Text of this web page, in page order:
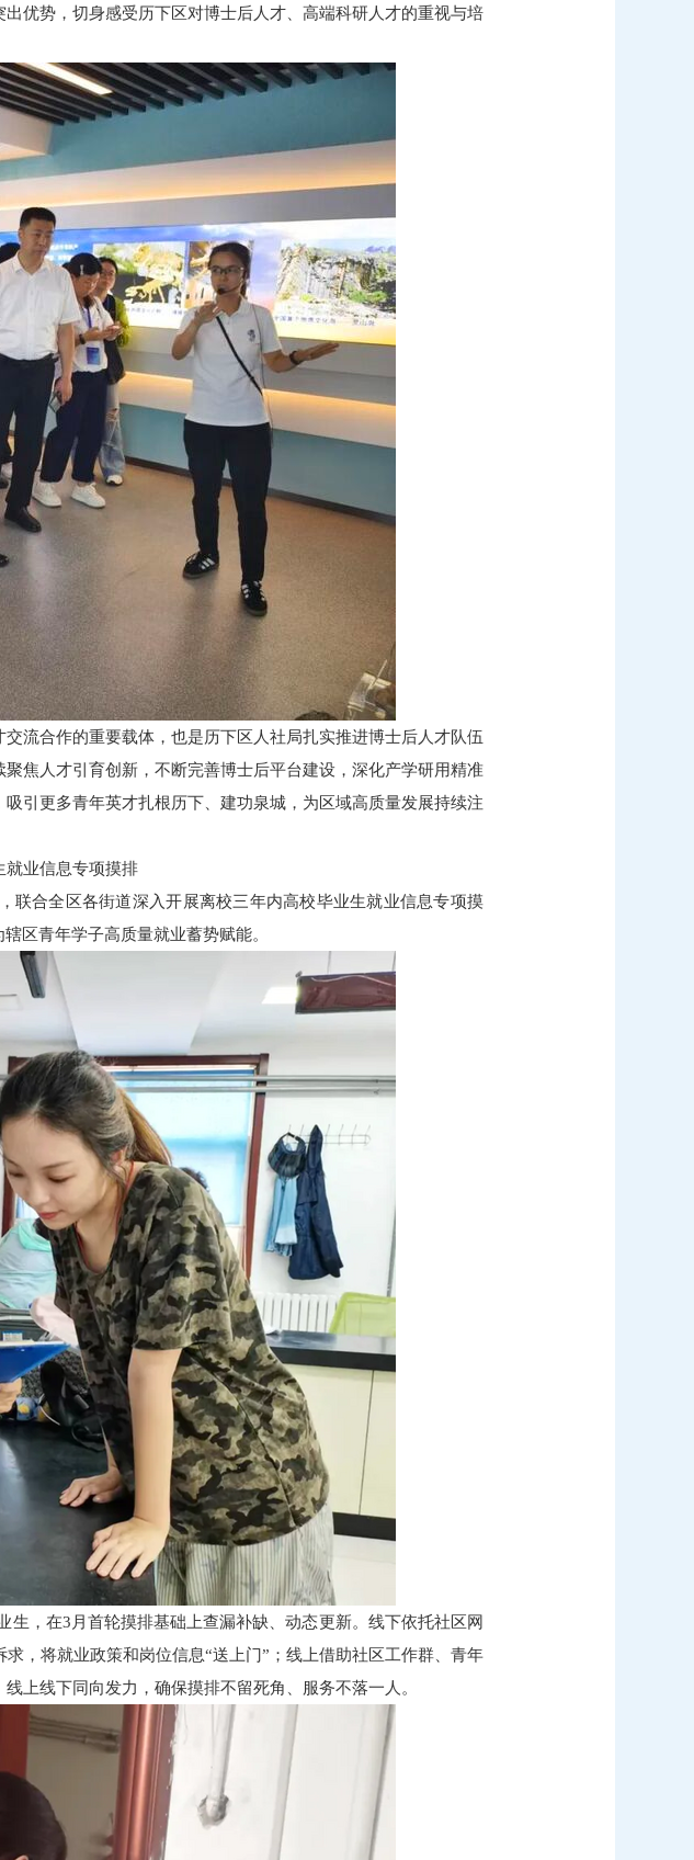
优势，切身感受历下区对博士后人才、高端科研人才的重视与培
流合作的重要载体，也是历下区人社局扎实推进博士后人才队伍
焦人才引育创新，不断完善博士后平台建设，深化产学研用精准
引更多青年英才扎根历下、建功泉城，为区域高质量发展持续注
就业信息专项摸排
联合全区各街道深入开展离校三年内高校毕业生就业信息专项摸
区青年学子高质量就业蓄势赋能。
，在3月首轮摸排基础上查漏补缺、动态更新。线下依托社区网
，将就业政策和岗位信息“送上门”；线上借助社区工作群、青年
上线下同向发力，确保摸排不留死角、服务不落一人。